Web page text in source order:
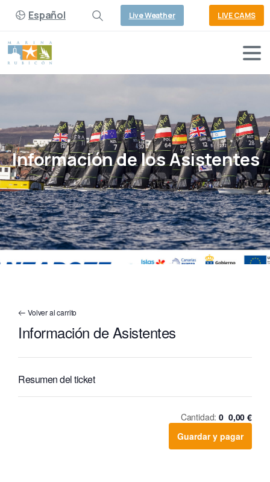
Español Live Weather LIVE CAMS
InformacióndelosAsistentes
Volver al carrito
Información de Asistentes
Resumen del ticket
Cantidad:0 0,00 €
Guardar y pagar